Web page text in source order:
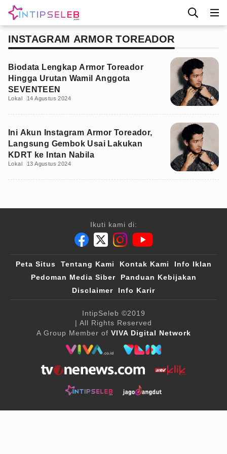
INSTAGRAM ARMOR TOREADOR
Biodata Lengkap Armor Toreador
Hingga Urutan Wamil Anggota
SEVENTEEN
Lokal 14 Agustus 2024
Ini Akun Instagram Armor Toreador,
Langsung Gembok Usai Lakukan
KDRT ke Intan Nabila
Lokal 13 Agustus 2024
Ikuti kami di:
Peta Situs Tentang Kami Kontak Kami
Info Iklan
Pedoman Media Siber
Panduan Kebijakan
Disclaimer
Info Karir
IntipSeleb ©2019
| All Rights Reserved
A Group Member of VIVA Digital Network